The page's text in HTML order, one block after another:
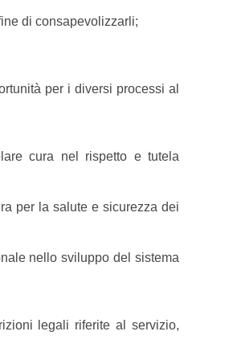
di consapevolizzarli;
per i diversi processi al
cura nel rispetto e tutela
per la salute e sicurezza dei
nello sviluppo del sistema
legali riferite al servizio,